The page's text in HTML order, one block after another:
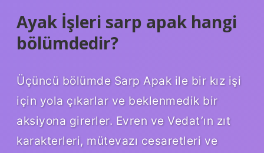
Ayak İşleri sarp apak hangi
bölümdedir?
Üçüncü bölümde Sarp Apak ile bir kız işi
için yola çıkarlar ve beklenmedik bir
aksiyona girerler. Evren ve Vedat’ın zıt
karakterleri, mütevazı cesaretleri ve